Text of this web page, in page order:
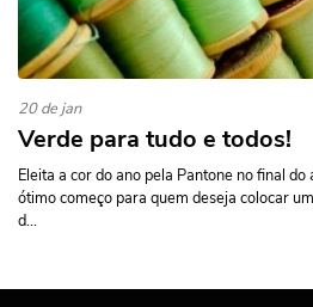
20 de jan
Verde para tudo e todos!
Eleita a cor do ano pela Pantone no final
ótimo começo para quem deseja colocar
d...